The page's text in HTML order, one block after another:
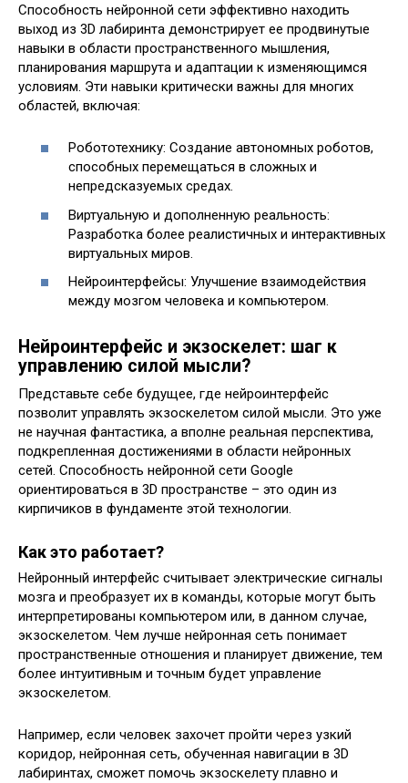
Способность нейронной сети эффективно находить
выход из 3D лабиринта демонстрирует ее продвинутые
навыки в области пространственного мышления,
планирования маршрута и адаптации к изменяющимся
условиям. Эти навыки критически важны для многих
областей, включая:
Робототехнику: Создание автономных роботов,
способных перемещаться в сложных и
непредсказуемых средах.
Виртуальную и дополненную реальность:
Разработка более реалистичных и интерактивных
виртуальных миров.
Нейроинтерфейсы: Улучшение взаимодействия
между мозгом человека и компьютером.
Нейроинтерфейс и экзоскелет: шаг к
управлению силой мысли?
Представьте себе будущее, где нейроинтерфейс
позволит управлять экзоскелетом силой мысли. Это уже
не научная фантастика, а вполне реальная перспектива,
подкрепленная достижениями в области нейронных
сетей. Способность нейронной сети Google
ориентироваться в 3D пространстве – это один из
кирпичиков в фундаменте этой технологии.
Как это работает?
Нейронный интерфейс считывает электрические сигналы
мозга и преобразует их в команды, которые могут быть
интерпретированы компьютером или, в данном случае,
экзоскелетом. Чем лучше нейронная сеть понимает
пространственные отношения и планирует движение, тем
более интуитивным и точным будет управление
экзоскелетом.
Например, если человек захочет пройти через узкий
коридор, нейронная сеть, обученная навигации в 3D
лабиринтах, сможет помочь экзоскелету плавно и